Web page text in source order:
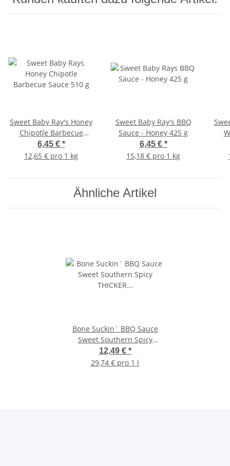
Sweet Baby Ray's Honey
Chipotle Barbecue
Sauce 510 g
6,45 € *
12,65 € pro 1 kg
Sweet Baby Ray's BBQ
Sauce - Honey 425 g
6,45 € *
15,18 € pro 1 kg
Ähnliche Artikel
Bone Suckin´ BBQ Sauce
Sweet Southern Spicy
THICKER Style 420 ml
12,49 € *
29,74 € pro 1 l